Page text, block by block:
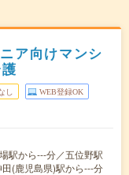
ア向けマンシ
し WEB登録OK
駅から---分／五位野駅
(鹿児島県)駅から---分